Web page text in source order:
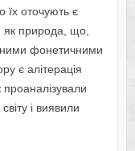
їх оточують є
як природа, що,
фонетичними
є алітерація
і виявили